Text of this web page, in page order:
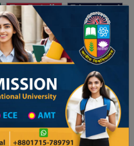
অনার্স ভর্তি প্রফেশনাল অনার্স
ঢাকা বিশ্ববিদ্যালয় ২০২৫-২৬
School Category
High School List